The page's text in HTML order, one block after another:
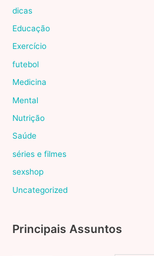
dicas
Educação
Exercício
futebol
Medicina
Mental
Nutrição
Saúde
séries e filmes
sexshop
Uncategorized
Principais Assuntos